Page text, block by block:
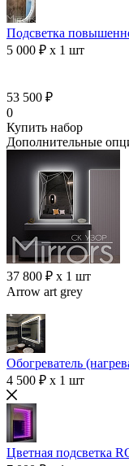
Подсветка
5 000 ₽ x 1 шт
53 500 ₽
0
Купить набор
Дополнительные
37 800 ₽ x 1 шт
Arrow art grey
Обогреватель
4 500 ₽ x 1 шт
Цветная подсветка